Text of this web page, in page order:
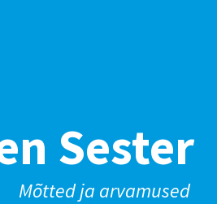
Sester
Mõtted ja arvamused